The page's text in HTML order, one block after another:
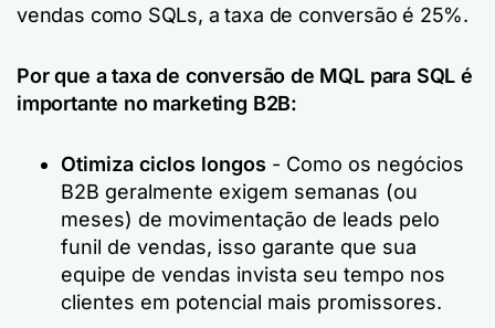
vendas como SQLs, a taxa de conversão é 25%.
Por que a taxa de conversão de MQL para SQL é
importante no marketing B2B:
Otimiza ciclos longos - Como os negócios
B2B geralmente exigem semanas (ou
meses) de movimentação de leads pelo
funil de vendas, isso garante que sua
equipe de vendas invista seu tempo nos
clientes em potencial mais promissores.